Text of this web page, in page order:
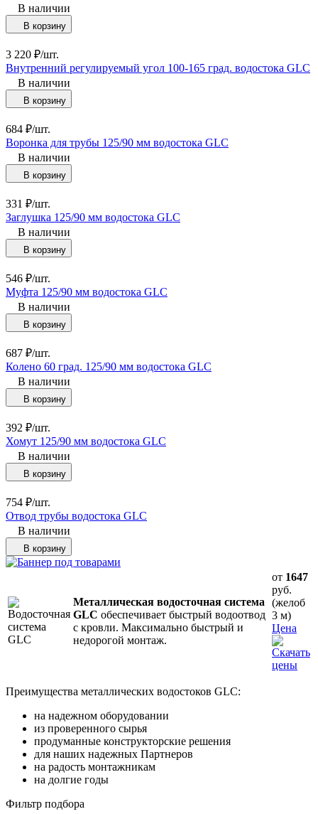
В наличии
В корзину
3 220 ₽/шт.
Внутренний регулируемый угол 100-165 град. водостока GLC
В наличии
В корзину
684 ₽/шт.
Воронка для трубы 125/90 мм водостока GLC
В наличии
В корзину
331 ₽/шт.
Заглушка 125/90 мм водостока GLC
В наличии
В корзину
546 ₽/шт.
Муфта 125/90 мм водостока GLC
В наличии
В корзину
687 ₽/шт.
Колено 60 град. 125/90 мм водостока GLC
В наличии
В корзину
392 ₽/шт.
Хомут 125/90 мм водостока GLC
В наличии
В корзину
754 ₽/шт.
Отвод трубы водостока GLC
В наличии
В корзину
Металлическая водосточная система
GLC обеспечивает быстрый водоотвод
с кровли. Максимально быстрый и
недорогой монтаж.
от 1647
руб.
(желоб
3 м)
Цена
Преимущества металлических водостоков GLC:
на надежном оборудовании
из проверенного сырья
продуманные конструкторские решения
для наших надежных Партнеров
на радость монтажникам
на долгие годы
Фильтр подбора